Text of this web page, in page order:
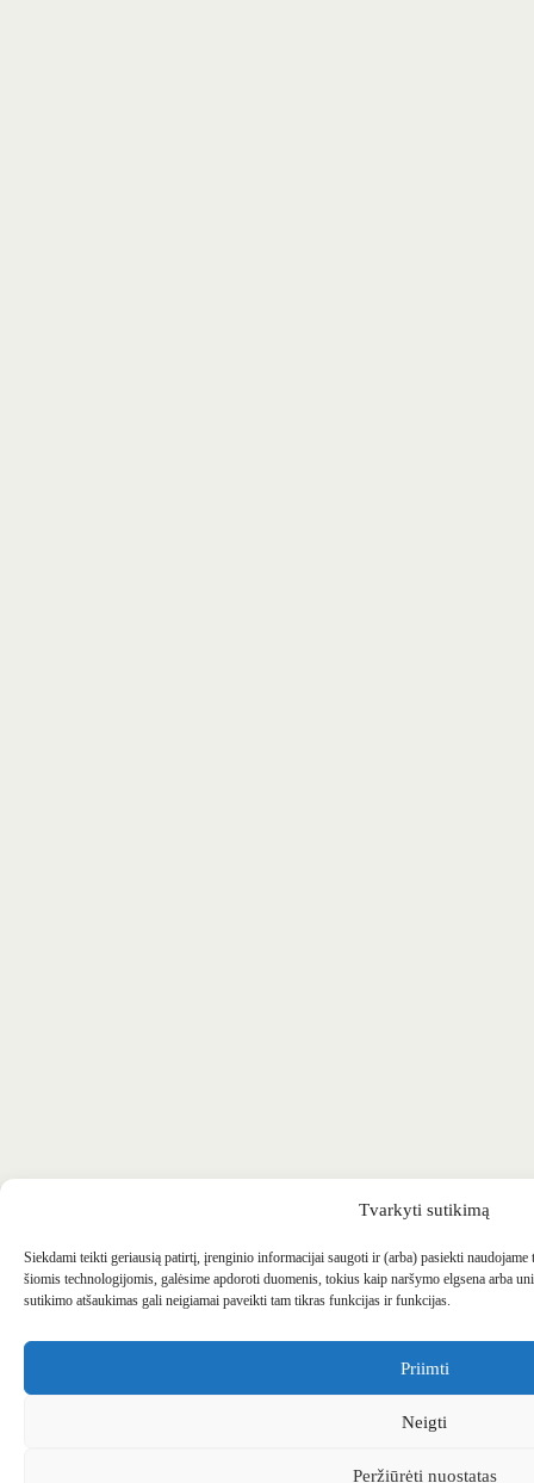
Tvarkyti sutikimą
Siekdami teikti geriausią patirtį, įrenginio informacijai saugoti ir (arba) pasiekti
šiomis technologijomis, galėsime apdoroti duomenis, tokius kaip naršymo elgsena arba
sutikimo atšaukimas gali neigiamai paveikti tam tikras funkcijas ir funkcijas.
Priimti
Neigti
Peržiūrėti nuostatas